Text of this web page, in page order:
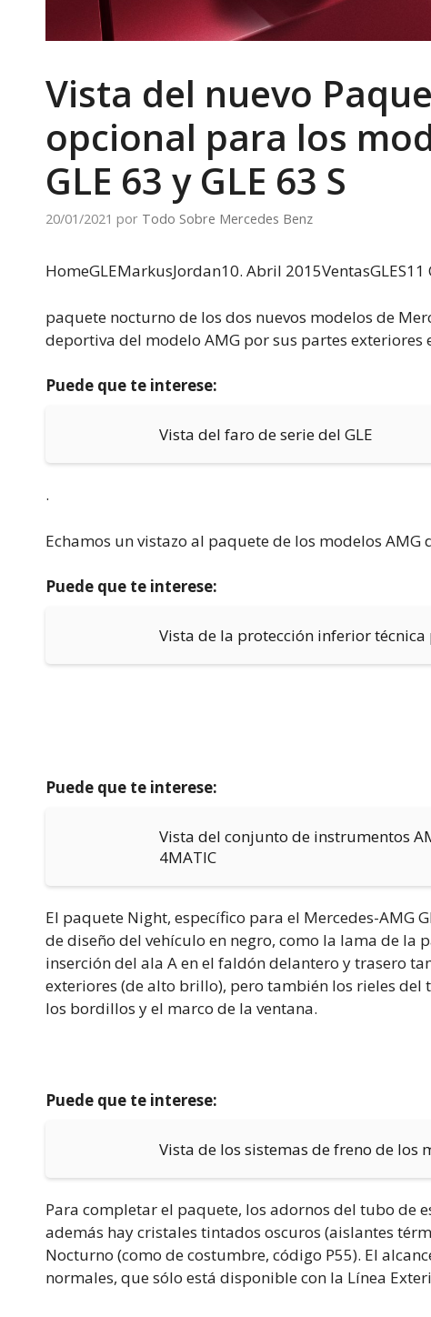
Vista del nuevo
opcional para los
GLE 63 y GLE 63 S
20/01/2021 por Todo Sobre Mercedes Benz
HomeGLEMarkusJordan10. Abril
paquete nocturno de los dos nuevos modelos de
deportiva del modelo AMG por sus partes exteriores
Puede que te interese:
Vista del faro de serie del GLE
.
Echamos un vistazo al paquete de los modelos AMG
Puede que te interese:
Vista de la protección inferior técnica
Puede que te interese:
Vista del conjunto de instrumentos
4MATIC
El paquete Night, específico para el Mercedes-AMG
de diseño del vehículo en negro, como la lama de
inserción del ala A en el faldón delantero y trasero
exteriores (de alto brillo), pero también los rieles del
los bordillos y el marco de la ventana.
Puede que te interese:
Vista de los sistemas de freno de los
Para completar el paquete, los adornos del tubo de
además hay cristales tintados oscuros (aislantes
Nocturno (como de costumbre, código P55). El
normales, que sólo está disponible con la Línea